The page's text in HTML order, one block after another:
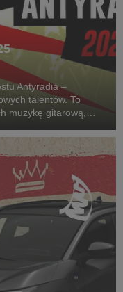
Antyradia –
talentów. To
muzykę gitarową,
scenie rocko...